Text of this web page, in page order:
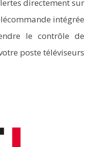
directement sur
intégrée
le contrôle de
poste téléviseurs